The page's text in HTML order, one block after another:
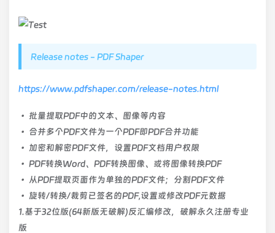
Release notes - PDF Shaper
https://www.pdfshaper.com/release-notes.html
• 批量提取PDF中的文本、图像等内容
• 合并多个PDF文件为一个PDF即PDF合并功能
• 加密和解密PDF文件，设置PDF文档用户权限
• PDF转换Word、PDF转换图像、或将图像转换PDF
• 从PDF提取页面作为单独的PDF文件；分割PDF文件
• 旋转/转换/裁剪已签名的PDF,设置或修改PDF元数据
1.基于32位版(64新版无破解)反汇编修改，破解永久注册专业
版